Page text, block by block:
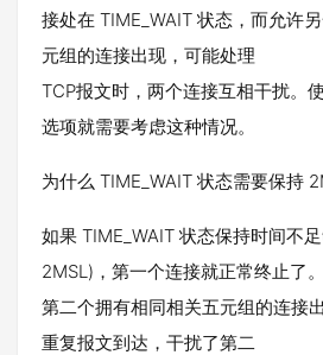
接处在 TIME_WAIT 状态，而允许
元组的连接出现，可能处理
TCP报文时，两个连接互相干扰。
选项就需要考虑这种情况。
为什么 TIME_WAIT 状态需要保持
如果 TIME_WAIT 状态保持时间不
2MSL)，第一个连接就正常终止了。
第二个拥有相同相关五元组的连接
重复报文到达，干扰了第二